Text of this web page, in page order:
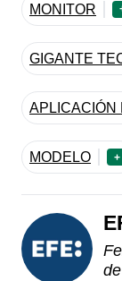
MONITOR
GIGANTE
APLICACIÓN
MODELO +